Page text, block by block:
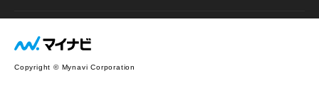
Copyright © Mynavi Corporation